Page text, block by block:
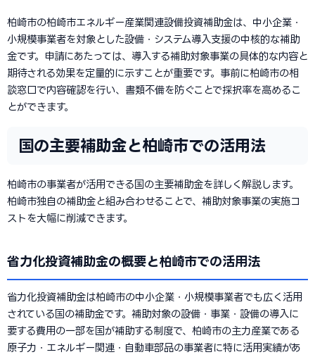
柏崎市の柏崎市エネルギー産業関連設備投資補助金は、中小企業・
小規模事業者を対象とした設備・システム導入支援の中核的な補助
金です。申請にあたっては、導入する補助対象事業の具体的な内容と
期待される効果を定量的に示すことが重要です。事前に柏崎市の相
談窓口で内容確認を行い、書類不備を防ぐことで採択率を高めるこ
とができます。
国の主要補助金と柏崎市での活用法
柏崎市の事業者が活用できる国の主要補助金を詳しく解説します。
柏崎市独自の補助金と組み合わせることで、補助対象事業の実施コ
ストを大幅に削減できます。
省力化投資補助金の概要と柏崎市での活用法
省力化投資補助金は柏崎市の中小企業・小規模事業者でも広く活用
されている国の補助金です。補助対象の設備・事業・設備の導入に
要する費用の一部を国が補助する制度で、柏崎市の主力産業である
原子力・エネルギー関連・自動車部品の事業者に特に活用実績があ